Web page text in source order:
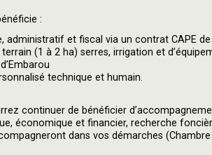
:
administratif et fiscal via un contrat CAPE
(1 à 2 ha) serres, irrigation et
technique et humain.
continuer de bénéficier
économique et financier, recherche
dans vos démarches (Chambre